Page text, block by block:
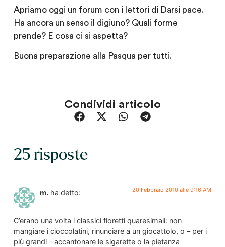
Apriamo oggi un forum con i lettori di Darsi pace.
Ha ancora un senso il digiuno? Quali forme
prende? E cosa ci si aspetta?
Buona preparazione alla Pasqua per tutti.
Condividi articolo
25 risposte
m. ha detto: 20 Febbraio 2010 alle 9:16 AM
C’erano una volta i classici fioretti quaresimali: non
mangiare i cioccolatini, rinunciare a un giocattolo, o – per i
più grandi – accantonare le sigarette o la pietanza